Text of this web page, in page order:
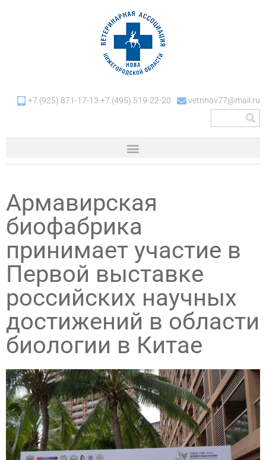
+7 (925) 871-17-13 +7 (495) 519-22-20 vetnnov77@mail.ru
Армавирская
биофабрика
принимает участие в
Первой выставке
российских научных
достижений в области
биологии в Китае